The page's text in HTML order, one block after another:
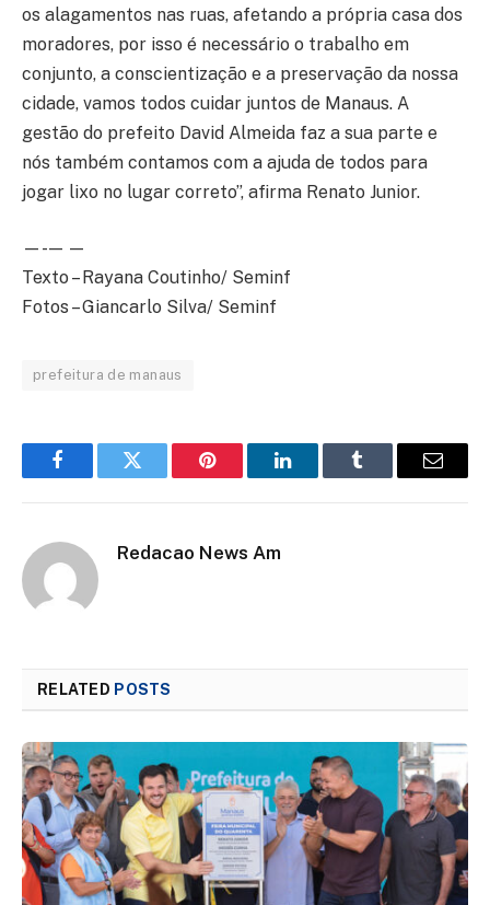
os alagamentos nas ruas, afetando a própria casa dos
moradores, por isso é necessário o trabalho em
conjunto, a conscientização e a preservação da nossa
cidade, vamos todos cuidar juntos de Manaus. A
gestão do prefeito David Almeida faz a sua parte e
nós também contamos com a ajuda de todos para
jogar lixo no lugar correto”, afirma Renato Junior.
—- — —
Texto – Rayana Coutinho/ Seminf
Fotos – Giancarlo Silva/ Seminf
prefeitura de manaus
FacebookTwitter Pinterest LinkedInTumblr Email
Redacao News Am
RELATED POSTS